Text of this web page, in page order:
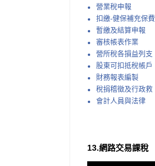
營業稅申報
扣繳-健保補充保費
暫繳及結算申報
審核帳表作業
營所稅各損益列支
股東可扣抵稅帳戶
財務報表編製
稅捐稽徵及行政救
會計人員與法律
13.網路交易課稅